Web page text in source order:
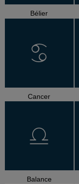
Bélier
Cancer
Balance